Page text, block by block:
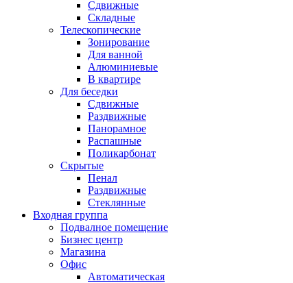
Сдвижные
Складные
Телескопические
Зонирование
Для ванной
Алюминиевые
В квартире
Для беседки
Сдвижные
Раздвижные
Панорамное
Распашные
Поликарбонат
Скрытые
Пенал
Раздвижные
Стеклянные
Входная группа
Подвалное помещение
Бизнес центр
Магазина
Офис
Автоматическая